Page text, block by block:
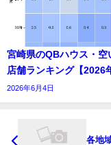
宮崎県のQBハウス・空
店舗ランキング【2026
2026年6月4日
各地